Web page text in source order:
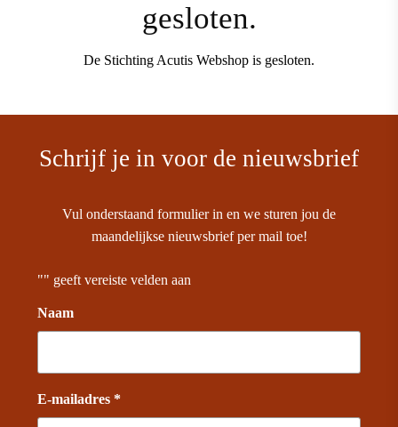
gesloten.
De Stichting Acutis Webshop is gesloten.
Schrijf je in voor de nieuwsbrief
Vul onderstaand formulier in en we sturen jou de
maandelijkse nieuwsbrief per mail toe!
"" geeft vereiste velden aan
Naam
E-mailadres *